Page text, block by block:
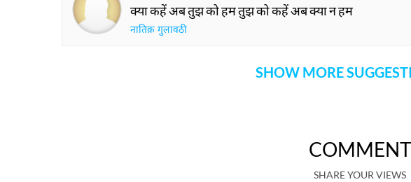
क्या कहें अब तुझ को हम तुझ को कहें अब क्या न हम
नातिक़ गुलावठी
SHOW MORE
COMMENT
SHARE YOUR VIEWS